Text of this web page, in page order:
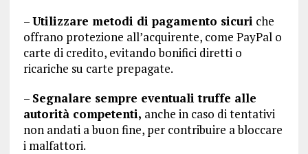
–Utilizzare metodi di pagamento sicuri che
offrano protezione all’acquirente, come PayPal o
carte di credito, evitando bonifici diretti o
ricariche su carte prepagate.
– Segnalare sempre eventuali truffe alle
autorità competenti, anche in caso di tentativi
non andati a buon fine, per contribuire a bloccare
i malfattori.